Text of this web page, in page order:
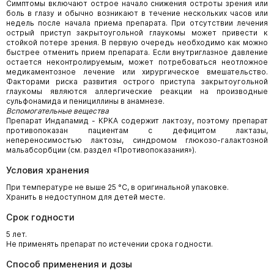
Симптомы включают острое начало снижения остроты зрения или
боль в глазу и обычно возникают в течение нескольких часов или
недель после начала приема препарата. При отсутствии лечения
острый приступ закрытоугольной глаукомы может привести к
стойкой потере зрения. В первую очередь необходимо как можно
быстрее отменить прием препарата. Если внутриглазное давление
остается неконтролируемым, может потребоваться неотложное
медикаментозное лечение или хирургическое вмешательство.
Факторами риска развития острого приступа закрытоугольной
глаукомы являются аллергические реакции на производные
сульфонамида и пенициллины в анамнезе.
Вспомогательные вещества
Препарат Индапамид - КРКА содержит лактозу, поэтому препарат
противопоказан пациентам с дефицитом лактазы,
непереносимостью лактозы, синдромом глюкозо-галактозной
мальабсорбции (см. раздел «Противопоказания»).
Условия хранения
При температуре не выше 25 °С, в оригинальной упаковке.
Хранить в недоступном для детей месте.
Срок годности
5 лет.
Не применять препарат по истечении срока годности.
Способ применения и дозы